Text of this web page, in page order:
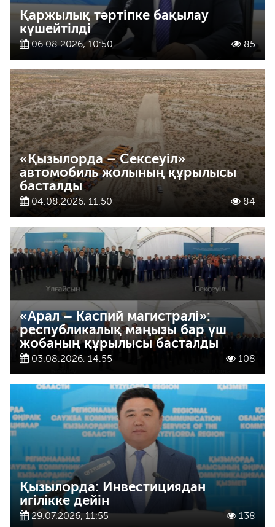
Қаржылық тәртіпке бақылау
күшейтілді
06.08.2026, 10:50 85
«Қызылорда – Сексеуіл»
автомобиль жолының құрылысы
басталды
04.08.2026, 11:50 84
«Арал – Каспий магистралі»:
республикалық маңызы бар үш
жобаның құрылысы басталды
03.08.2026, 14:55 108
Қызылорда: Инвестициядан
игілікке дейін
29.07.2026, 11:55 138